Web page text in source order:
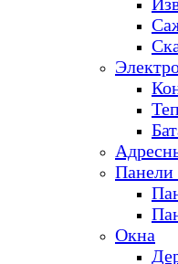
Панели
Окна